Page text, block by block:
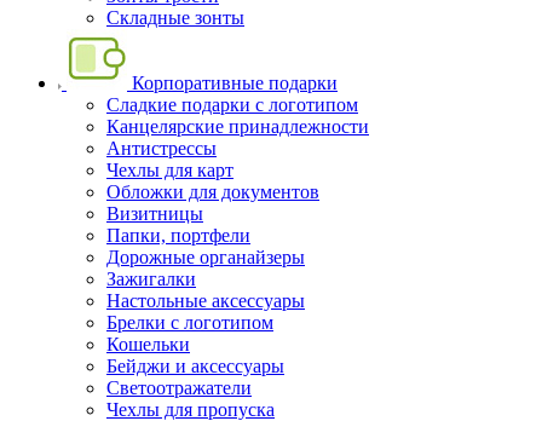
Складные зонты
Корпоративные подарки
Сладкие подарки с логотипом
Канцелярские принадлежности
Антистрессы
Чехлы для карт
Обложки для документов
Визитницы
Папки, портфели
Дорожные органайзеры
Зажигалки
Настольные аксессуары
Брелки с логотипом
Кошельки
Бейджи и аксессуары
Светоотражатели
Чехлы для пропуска